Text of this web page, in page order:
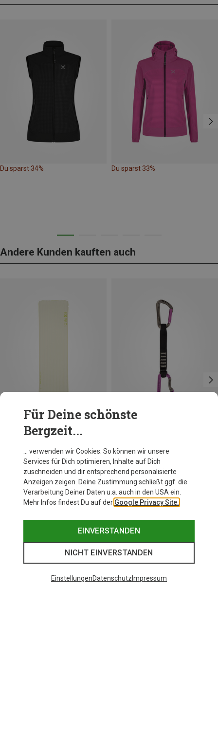
Du sparst 34% Du sparst 33%
Andere Kunden kauften auch
Du sparst bis 24%
Für Deine schönste
Bergzeit...
… verwenden wir Cookies. So können wir unsere
Services für Dich optimieren, Inhalte auf Dich
zuschneiden und dir entsprechend personalisierte
Anzeigen zeigen. Deine Zustimmung schließt ggf. die
Verarbeitung Deiner Daten u.a. auch in den USA ein.
Mehr Infos findest Du auf der Google Privacy Site.
EINVERSTANDEN
NICHT EINVERSTANDEN
EinstellungenDatenschutz Impressum